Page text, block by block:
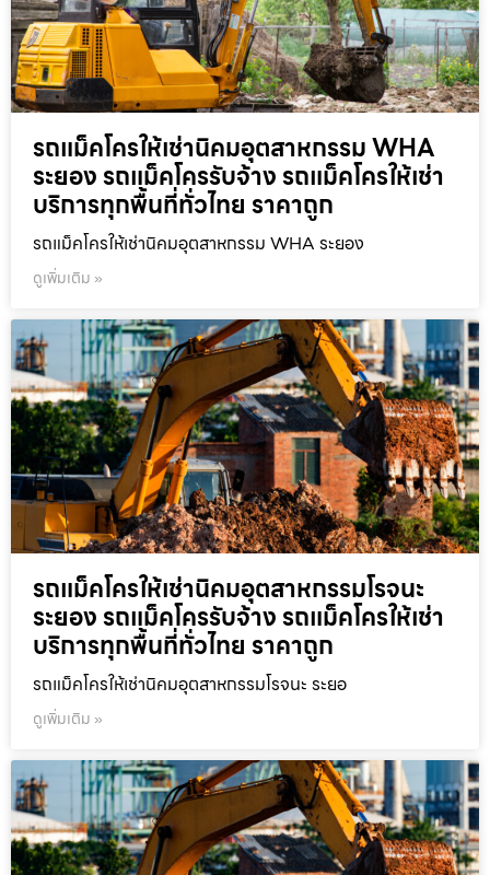
รถแม็คโครให้เช่านิคมอุตสาหกรรม WHA
ระยอง รถแม็คโครรับจ้าง รถแม็คโครให้เช่า
บริการทุกพื้นที่ทั่วไทย ราคาถูก
รถแม็คโครให้เช่านิคมอุตสาหกรรม WHA ระยอง
ดูเพิ่มเติม »
รถแม็คโครให้เช่านิคมอุตสาหกรรมโรจนะ
ระยอง รถแม็คโครรับจ้าง รถแม็คโครให้เช่า
บริการทุกพื้นที่ทั่วไทย ราคาถูก
รถแม็คโครให้เช่านิคมอุตสาหกรรมโรจนะ ระยอ
ดูเพิ่มเติม »